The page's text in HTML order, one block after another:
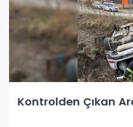
Kontrolden Çıkan